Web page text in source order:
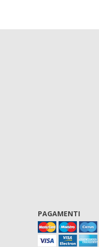
PAGAMENTI